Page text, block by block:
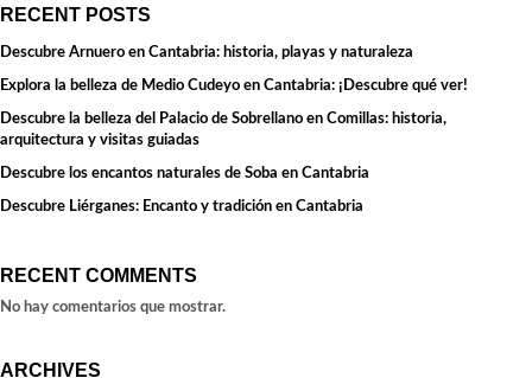
RECENT POSTS
Descubre Arnuero en Cantabria: historia, playas y naturaleza
Explora la belleza de Medio Cudeyo en Cantabria: ¡Descubre qué ver!
Descubre la belleza del Palacio de Sobrellano en Comillas: historia,
arquitectura y visitas guiadas
Descubre los encantos naturales de Soba en Cantabria
Descubre Liérganes: Encanto y tradición en Cantabria
RECENT COMMENTS
No hay comentarios que mostrar.
ARCHIVES